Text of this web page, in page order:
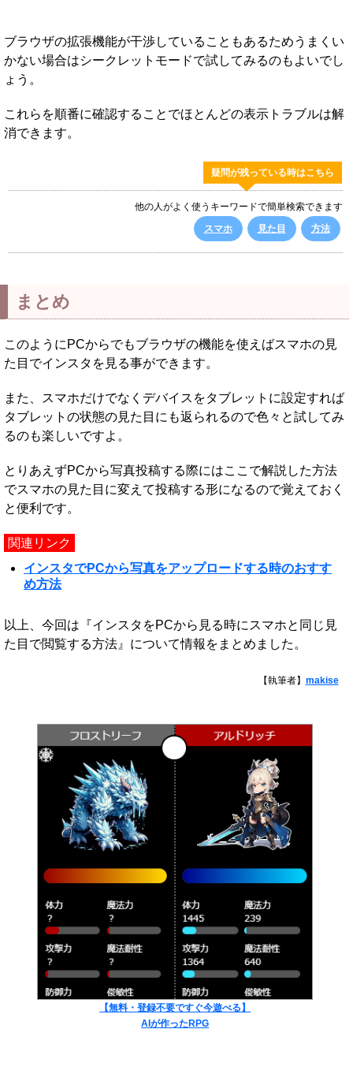
ブラウザの拡張機能が干渉していることもあるためうまくい
かない場合はシークレットモードで試してみるのもよいでし
ょう。
これらを順番に確認することでほとんどの表示トラブルは解
消できます。
疑問が残っている時はこちら
他の人がよく使うキーワードで簡単検索できます
スマホ
見た目 方法
まとめ
このようにPCからでもブラウザの機能を使えばスマホの見
た目でインスタを見る事ができます。
また、スマホだけでなくデバイスをタブレットに設定すれば
タブレットの状態の見た目にも返られるので色々と試してみ
るのも楽しいですよ。
とりあえずPCから写真投稿する際にはここで解説した方法
でスマホの見た目に変えて投稿する形になるので覚えておく
と便利です。
関連リンク
インスタでPCから写真をアップロードする時のおすす
め方法
以上、今回は『インスタをPCから見る時にスマホと同じ見
た目で閲覧する方法』について情報をまとめました。
【執筆者】 makise
【無料・登録不要ですぐ今遊べる】
AIが作ったRPG